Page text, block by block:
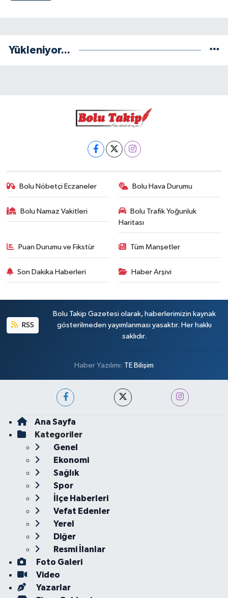
Yükleniyor...
Bolu Nöbetçi Eczaneler Bolu Hava Durumu
Bolu Namaz Vakitleri
Bolu Trafik Yoğunluk
Haritası
Puan Durumu ve Fikstür Tüm Manşetler
Son Dakika Haberleri Haber Arşivi
RSS
Bolu Takip Gazetesi olarak, haberlerimizin kaynak
gösterilmeden yayımlanması yasaktır. Her hakkı
saklıdır.
Haber Yazılımı: TE Bilişim
Ana Sayfa
Kategoriler
Genel
Ekonomi
Sağlık
Spor
İlçe Haberleri
Vefat Edenler
Yerel
Diğer
Resmi İlanlar
Foto Galeri
Video
Yazarlar